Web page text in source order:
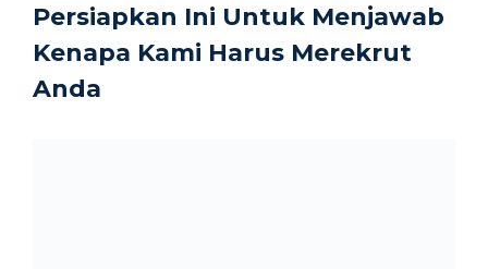
Persiapkan Ini Untuk Menjawab
Kenapa Kami Harus Merekrut
Anda